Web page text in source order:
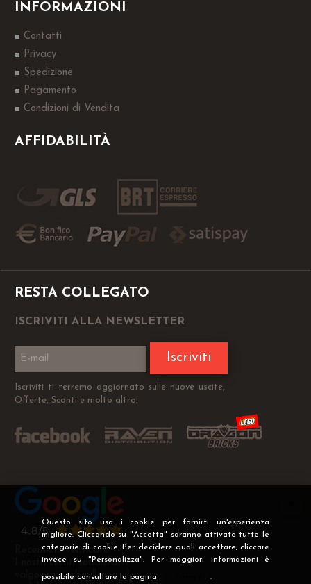
Questo sito usa i cookie per fornirti un'esperienza
migliore. Cliccando su "Accetta" saranno attivate tutte le
categorie di cookie. Per decidere quali accettare, cliccare
invece su "Personalizza". Per maggiori informazioni è
possibile consultare la pagina .
INFORMAZIONI
Contatti
Privacy
Spedizione
Pagamento
Condizioni di Vendita
AFFIDABILITÀ
RESTA COLLEGATO
ISCRIVITI ALLA NEWSLETTER
Iscriviti
Iscriviti ti terremo aggiornato sulle nuove uscite,
Offerte, Sconti e molto altro!
Recensioni Verificate
I nostri clienti soddisfatti
valgono più di mille parole